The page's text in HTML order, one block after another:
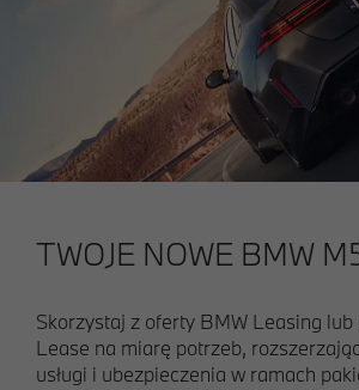
TWOJE NOWE BMW
Skorzystaj z oferty BMW Leasing
Lease na miarę potrzeb,
usługi i ubezpieczenia w ramach